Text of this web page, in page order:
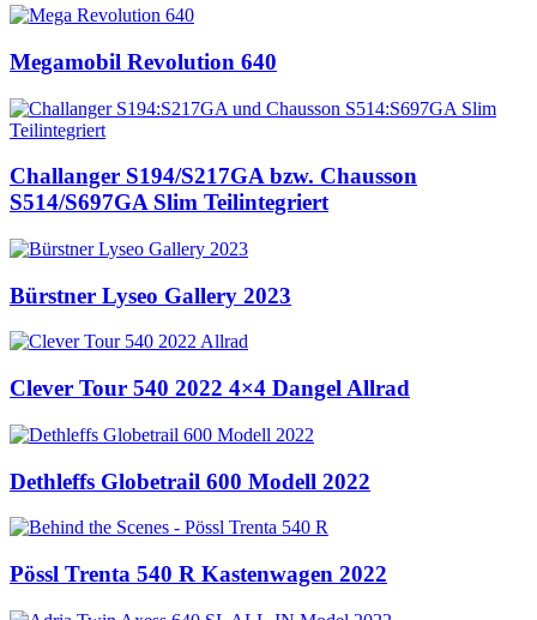
Megamobil Revolution 640
Challanger S194/S217GA bzw. Chausson
S514/S697GA Slim Teilintegriert
Bürstner Lyseo Gallery 2023
Clever Tour 540 2022 4×4 Dangel Allrad
Dethleffs Globetrail 600 Modell 2022
Pössl Trenta 540 R Kastenwagen 2022